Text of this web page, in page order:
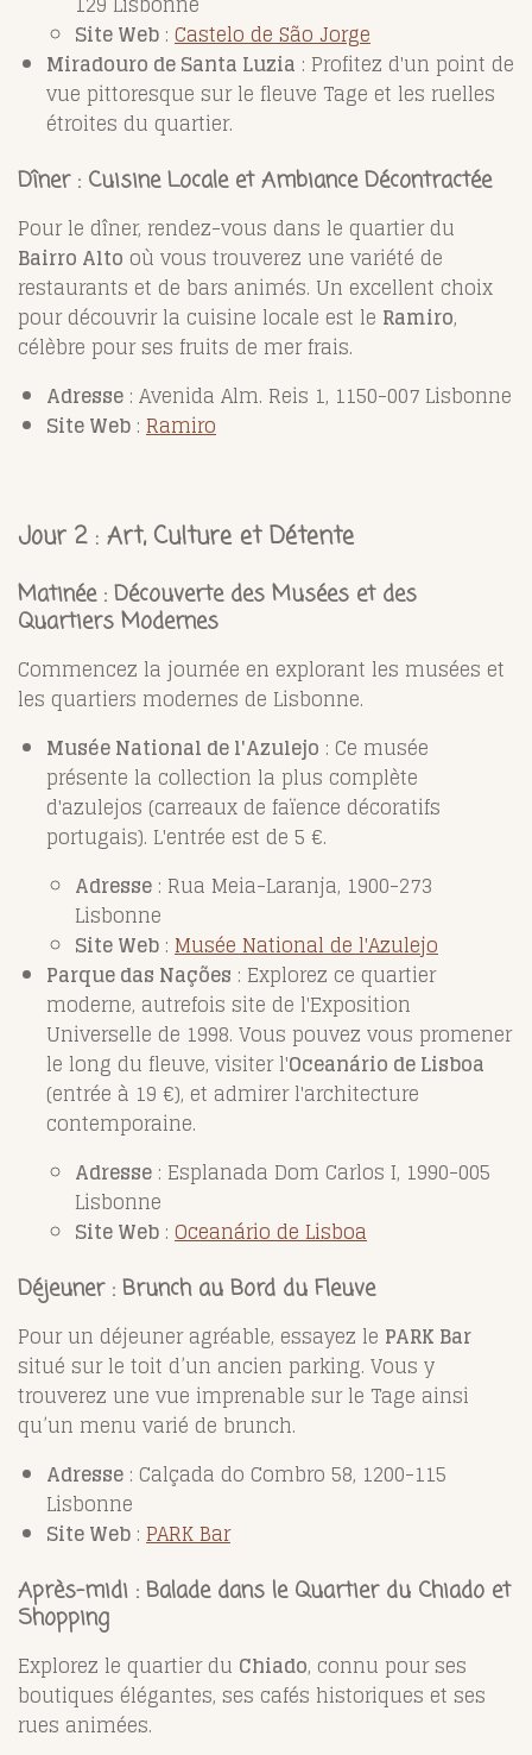
Site Web : Castelo de São Jorge
Miradouro de Santa Luzia : Profitez d'un point de
vue pittoresque sur le fleuve Tage et les ruelles
étroites du quartier.
Dîner : Cuisine Locale et Ambiance Décontractée
Pour le dîner, rendez-vous dans le quartier du
Bairro Alto où vous trouverez une variété de
restaurants et de bars animés. Un excellent choix
pour découvrir la cuisine locale est le Ramiro,
célèbre pour ses fruits de mer frais.
Adresse : Avenida Alm. Reis 1, 1150-007 Lisbonne
Site Web : Ramiro
Jour 2 : Art, Culture et Détente
Matinée : Découverte des Musées et des
Quartiers Modernes
Commencez la journée en explorant les musées et
les quartiers modernes de Lisbonne.
Musée National de l'Azulejo : Ce musée
présente la collection la plus complète
d'azulejos (carreaux de faïence décoratifs
portugais). L'entrée est de 5 €.
Adresse : Rua Meia-Laranja, 1900-273
Lisbonne
Site Web : Musée National de l'Azulejo
Parque das Nações : Explorez ce quartier
moderne, autrefois site de l'Exposition
Universelle de 1998. Vous pouvez vous promener
le long du fleuve, visiter l'Oceanário de Lisboa
(entrée à 19 €), et admirer l'architecture
contemporaine.
Adresse : Esplanada Dom Carlos I, 1990-005
Lisbonne
Site Web : Oceanário de Lisboa
Déjeuner : Brunch au Bord du Fleuve
Pour un déjeuner agréable, essayez le PARK Bar
situé sur le toit d’un ancien parking. Vous y
trouverez une vue imprenable sur le Tage ainsi
qu’un menu varié de brunch.
Adresse : Calçada do Combro 58, 1200-115
Lisbonne
Site Web : PARK Bar
Après-midi : Balade dans le Quartier du Chiado et
Shopping
Explorez le quartier du Chiado, connu pour ses
boutiques élégantes, ses cafés historiques et ses
rues animées.